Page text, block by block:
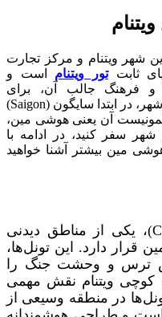
شهر ویتنام و مرکز تجارت
ثابتتور ویتنام است و
و فرهنگ جالب آن، برای
گردشگران جذابیت بسیاری دارد. این شهر، در ابتدا سایگون (Saigon)
کمونیست آن یعنی هوشی‌ مین،
شهر سفر کنید، در ادامه با
مین بیشتر آشنا خواهید
تونل‌های کوچی (Củ Chi Tunnels)، یکی از مناطق دیدنی
دارد. این تونل‌ها،
حس ترس و وحشت جنگ را
کوچی ویتنام نقش مهمی
در منطقه وسیعی از